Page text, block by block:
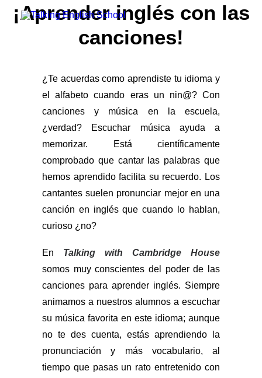
Profesorado
Teacher Recruitment
Prueba tu Nivel Gratis
¡Aprender inglés con las
canciones!
¿Te acuerdas como aprendiste tu idioma y
el alfabeto cuando eras un nin@? Con
canciones y música en la escuela,
¿verdad? Escuchar música ayuda a
memorizar. Está científicamente
comprobado que cantar las palabras que
hemos aprendido facilita su recuerdo. Los
cantantes suelen pronunciar mejor en una
canción en inglés que cuando lo hablan,
curioso ¿no?
En Talking with Cambridge House
somos muy conscientes del poder de las
canciones para aprender inglés. Siempre
animamos a nuestros alumnos a escuchar
su música favorita en este idioma; aunque
no te des cuenta, estás aprendiendo la
pronunciación y más vocabulario, al
tiempo que pasas un rato entretenido con